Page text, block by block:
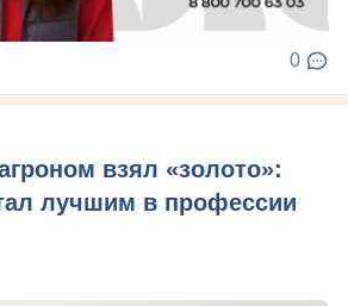
0
взял «золото»:
лучшим в профессии